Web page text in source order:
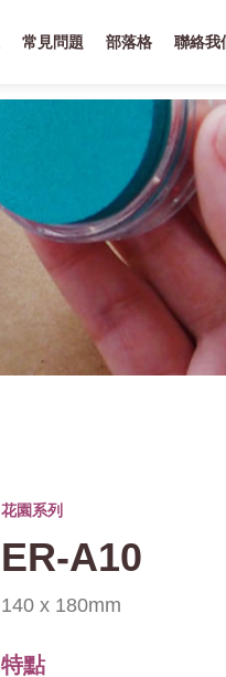
常見問題 部落格 聯絡我
花園系列
ER-A10
140 x 180mm
特點